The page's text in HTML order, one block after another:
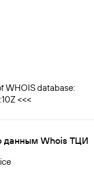
WHOIS database:
<<<
данным Whois ТЦИ